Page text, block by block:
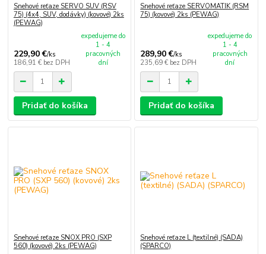
Snehové reťaze SERVO SUV (RSV
75) (4x4, SUV, dodávky) (kovové) 2ks
(PEWAG)
229,90 €/ks
186,91 € bez DPH
expedujeme do
1 - 4
pracovných
dní
Pridať do košíka
Snehové reťaze SERVOMATIK (RSM
75) (kovové) 2ks (PEWAG)
289,90 €/ks
235,69 € bez DPH
expedujeme do
1 - 4
pracovných
dní
Pridať do košíka
Snehové reťaze SNOX PRO (SXP
560) (kovové) 2ks (PEWAG)
Snehové reťaze L (textilné) (SADA)
(SPARCO)